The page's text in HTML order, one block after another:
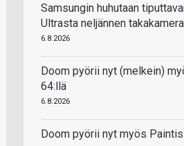
Samsungin huhutaan
Ultrasta neljännen
6.8.2026
Doom pyörii nyt (melkein)
64:llä
6.8.2026
Doom pyörii nyt myös